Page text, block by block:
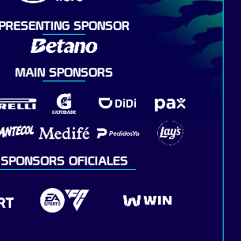
PRESENTING SPONSOR
MAIN SPONSORS
SPONSORS OFICIALES